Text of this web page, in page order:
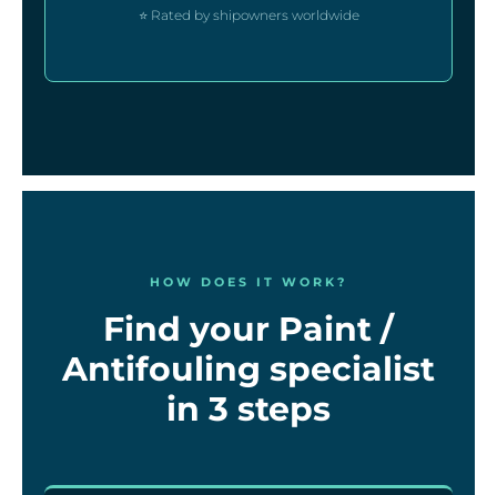
⭐ Rated by shipowners worldwide
HOW DOES IT WORK?
Find your Paint /
Antifouling specialist
in 3 steps